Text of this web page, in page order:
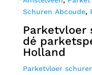
Schuren Abcoude,
Parketvloer
dé
Holland
Parketvloer